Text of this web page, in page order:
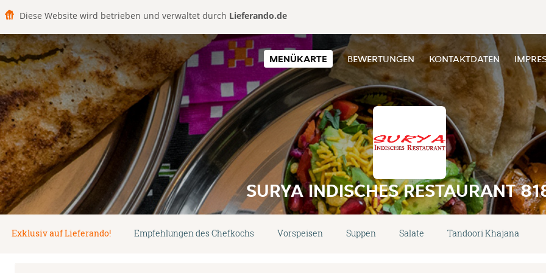
Diese Website wird betrieben und verwaltet durch Lieferando.de
MENÜKARTE BEWERTUNGEN KONTAKTDATEN
SURYA INDISCHES RESTAURANT
Exklusiv auf Lieferando! Empfehlungen des Chefkochs Vorspeisen Suppen Salate Tandoori Khajana